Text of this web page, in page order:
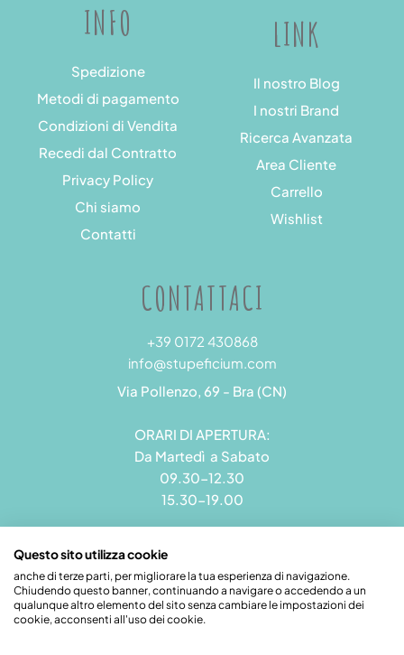
INFO
Spedizione
Metodi di pagamento
Condizioni di Vendita
Recedi dal Contratto
Privacy Policy
Chi siamo
Contatti
LINK
Il nostro Blog
I nostri Brand
Ricerca Avanzata
Area Cliente
Carrello
Wishlist
CONTATTACI
+39 0172 430868
info@stupeficium.com
Via Pollenzo, 69 - Bra (CN)
ORARI DI APERTURA:
Da Martedì a Sabato
09.30-12.30
15.30-19.00
Stupeficium di Carena Diego | Rea CN - 265823 | P.I.
09492550018 | Pec: grandamodel@pec.it
Questo sito utilizza cookie
anche di terze parti, per migliorare la tua esperienza di navigazione.
Chiudendo questo banner, continuando a navigare o accedendo a un
qualunque altro elemento del sito senza cambiare le impostazioni dei
cookie, acconsenti all'uso dei cookie.